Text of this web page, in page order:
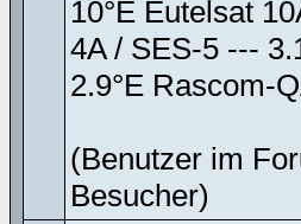
10°E Eutelsat
4A / SES-5 ---
2.9°E Rascom-
(Benutzer im
Besucher)